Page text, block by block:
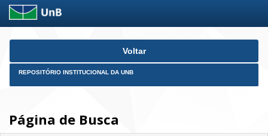
Skip
Voltar
REPOSITÓRIO INSTITUCIONAL DA UNB
Página de Busca